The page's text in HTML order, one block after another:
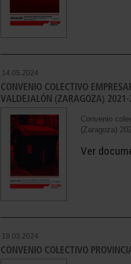
14.05.2024
CONVENIO COLECTIVO
VALDEJALÓN (ZARAGOZA)
Convenio
(Zaragoza)
Ver
19.03.2024
CONVENIO COLECTIVO